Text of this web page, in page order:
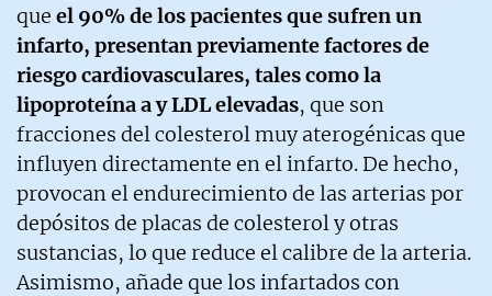
que el 90% de los pacientes que sufren un
infarto, presentan previamente factores de
riesgo cardiovasculares, tales como la
lipoproteína a y LDL elevadas, que son
fracciones del colesterol muy aterogénicas que
influyen directamente en el infarto. De hecho,
provocan el endurecimiento de las arterias por
depósitos de placas de colesterol y otras
sustancias, lo que reduce el calibre de la arteria.
Asimismo, añade que los infartados con